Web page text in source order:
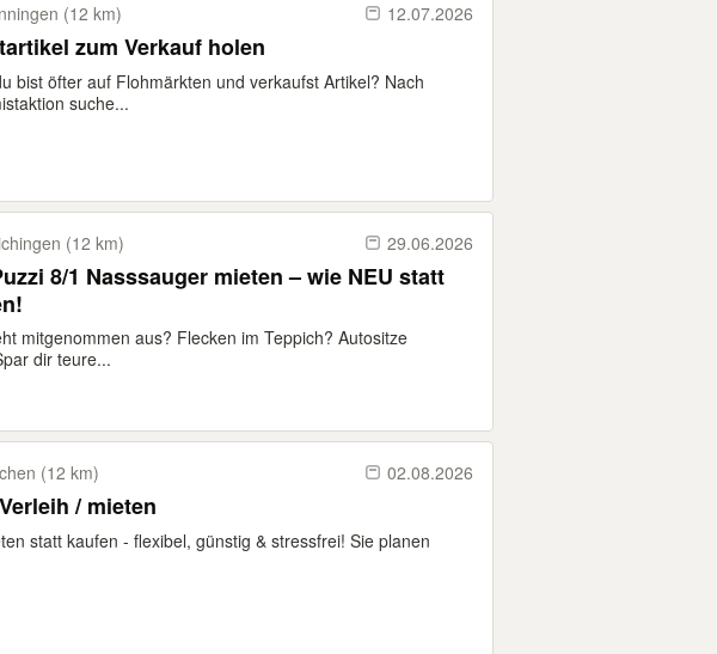
(12 km) 12.07.2026
zum Verkauf holen
bist öfter auf Flohmärkten und verkaufst Artikel? Nach
suche...
(12 km) 29.06.2026
8/1 Nasssauger mieten – wie NEU statt
mitgenommen aus? Flecken im Teppich? Autositze
dir teure...
(12 km) 02.08.2026
/ mieten
statt kaufen - flexibel, günstig & stressfrei! Sie planen